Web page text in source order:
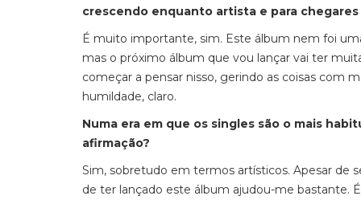
crescendo enquanto artista e para
É muito importante, sim. Este álbum nem foi
mas o próximo álbum que vou lançar vai ter
começar a pensar nisso, gerindo as coisas com
humildade, claro.
Numa era em que os singles são o mais
afirmação?
Sim, sobretudo em termos artísticos. Apesar de
de ter lançado este álbum ajudou-me bastante.